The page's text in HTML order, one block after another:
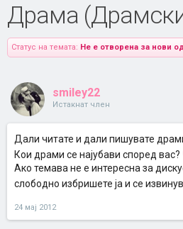
Драма
Статус на темата: Не е отворена за нови
smiley22
Истакнат член
Дали читате и дали пишувате
Кои драми се најубави според вас?
Ако темава не е интересна за
слободно избришете ја и се
24 мај 2012